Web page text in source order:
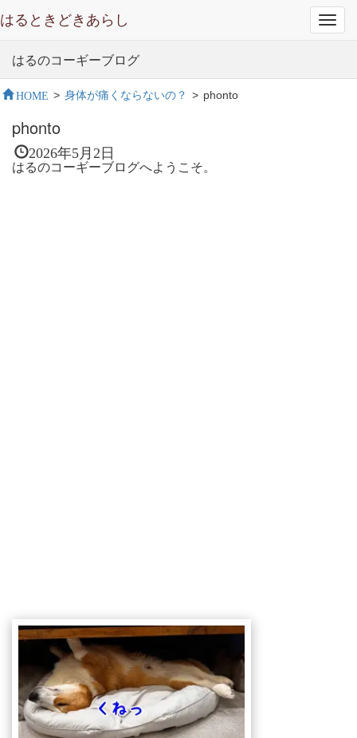
はるときどきあらし
はるのコーギーブログ
HOME > 身体が痛くならないの？ > phonto
phonto
2026年5月2日
はるのコーギーブログへようこそ。